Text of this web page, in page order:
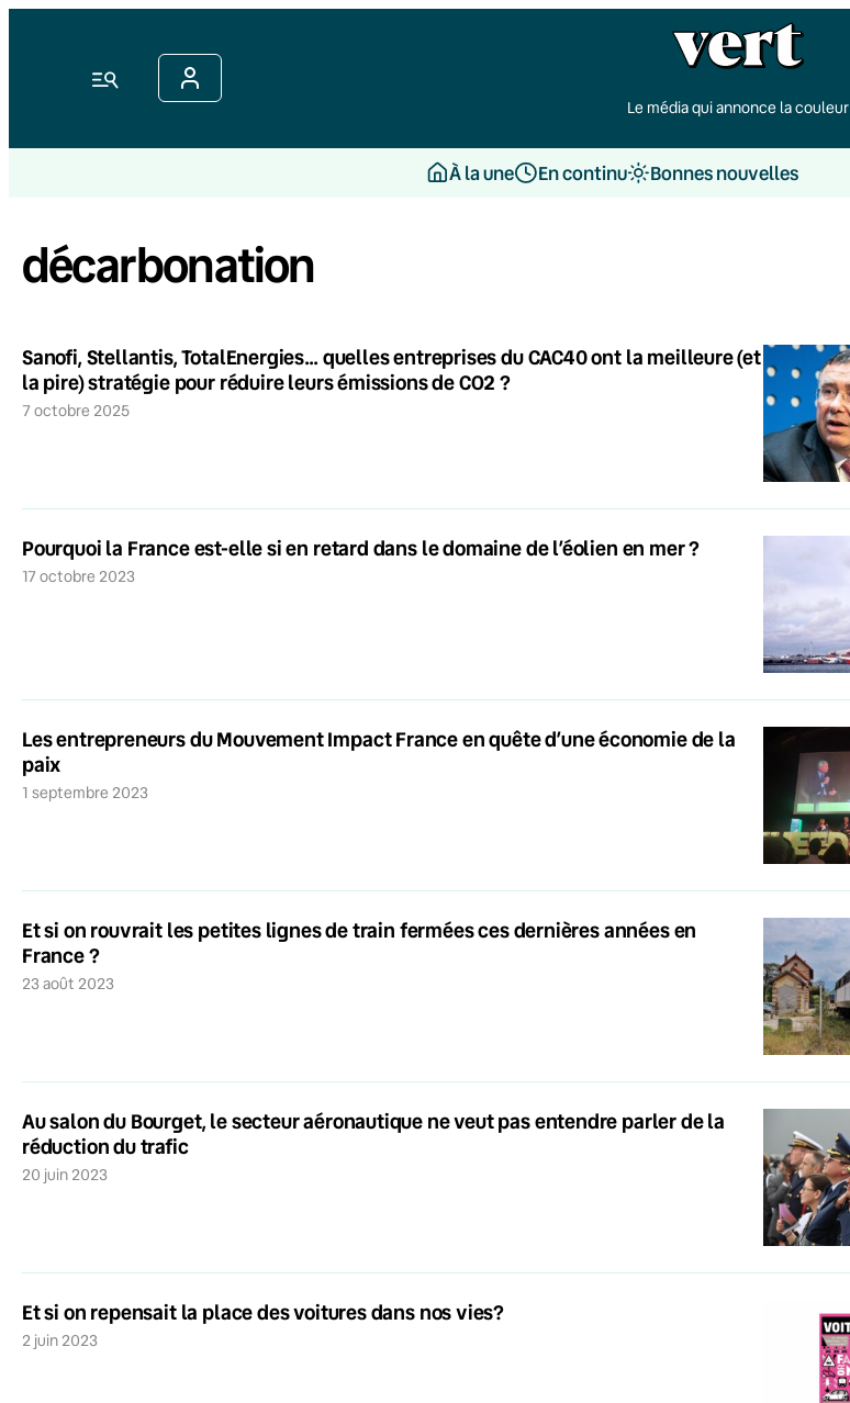
Menu
Le média qui annonce la couleur
À la une En continu Bonnes nouvelles
décarbonation
Sanofi, Stellantis, TotalEnergies… quelles entreprises du CAC40 ont la meilleure (et
la pire) stratégie pour réduire leurs émissions de CO2 ?
7 octobre 2025
Pourquoi la France est-elle si en retard dans le domaine de l’éolien en mer ?
17 octobre 2023
Les entrepreneurs du Mouvement Impact France en quête d’une économie de la
paix
1 septembre 2023
Et si on rouvrait les petites lignes de train fermées ces dernières années en
France ?
23 août 2023
Au salon du Bourget, le secteur aéronautique ne veut pas entendre parler de la
réduction du trafic
20 juin 2023
Et si on repensait la place des voitures dans nos vies?
2 juin 2023